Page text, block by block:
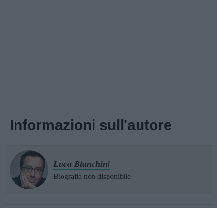
Informazioni sull'autore
Luca Bianchini
Biografia non disponibile